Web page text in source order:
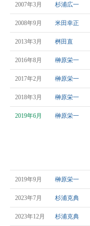
2007年3月 杉浦広一
2008年9月 米田幸正
2013年3月 桝田直
2016年8月 榊原栄一
2017年2月 榊原栄一
2018年3月 榊原栄一
2019年6月 榊原栄一
2019年9月 榊原栄一
2023年7月 杉浦克典
2023年12月 杉浦克典